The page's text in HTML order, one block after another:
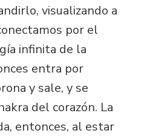
visualizando a
por el
infinita de la
entra por
y sale, y se
del corazón. La
entonces, al estar